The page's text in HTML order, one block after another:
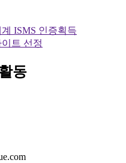
ISMS 인증획득
트 선정
동